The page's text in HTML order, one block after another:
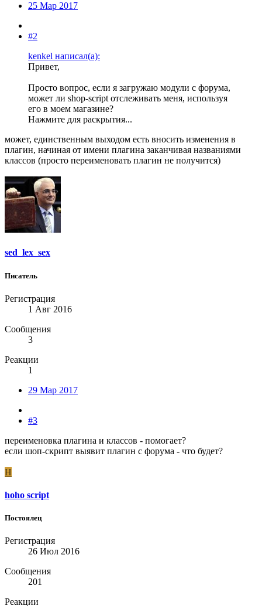
25 Мар 2017
#2
kenkel написал(а):
Привет,
Просто вопрос, если я загружаю модули с форума,
может ли shop-script отслеживать меня, используя
его в моем магазине?
Нажмите для раскрытия...
может, единственным выходом есть вносить изменения в
плагин, начиная от имени плагина заканчивая названиями
классов (просто переименовать плагин не получится)
sed_lex_sex
Писатель
Регистрация
1 Авг 2016
Сообщения
3
Реакции
1
29 Мар 2017
#3
переименовка плагина и классов - помогает?
если шоп-скрипт выявит плагин с форума - что будет?
H
hoho script
Постоялец
Регистрация
26 Июл 2016
Сообщения
201
Реакции